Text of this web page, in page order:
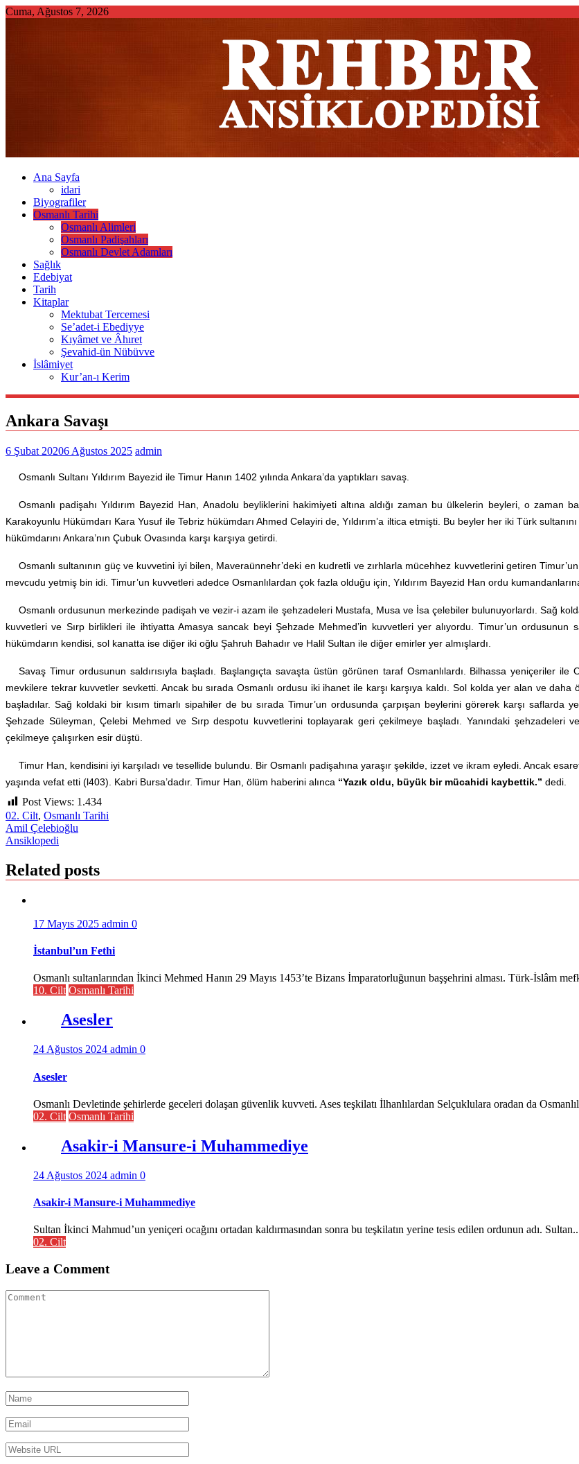
Skip
Cuma, Ağustos 7, 2026
Ana Sayfa
idari
Biyografiler
Osmanlı Tarihi
Osmanlı Alimleri
Osmanlı Padişahları
Osmanlı Devlet Adamları
Sağlık
Edebiyat
Tarih
Kitaplar
Mektubat Tercemesi
Se’adet-i Ebediyye
Kıyâmet ve Âhıret
Şevahid-ün Nübüvve
İslâmiyet
Kur’an-ı Kerim
Ankara Savaşı
6 Şubat 20206 Ağustos 2025 admin
Osmanlı Sultanı Yıldırım Bayezid ile Timur Hanın 1402 yılında Ankara’da yaptıkları savaş.
Osmanlı padişahı Yıldırım Bayezid Han, Anadolu beyliklerini hakimiyeti altına aldığı zaman bu ülkelerin beyleri, o zaman
Karakoyunlu Hükümdarı Kara Yusuf ile Tebriz hükümdarı Ahmed Celayiri de, Yıldırım’a iltica etmişti. Bu beyler her iki Türk
hükümdarını Ankara’nın Çubuk Ovasında karşı karşıya getirdi.
Osmanlı sultanının güç ve kuvvetini iyi bilen, Maveraünnehr’deki en kudretli ve zırhlarla mücehhez kuvvetlerini getiren
mevcudu yetmiş bin idi. Timur’un kuvvetleri adedce Osmanlılardan çok fazla olduğu için, Yıldırım Bayezid Han ordu
Osmanlı ordusunun merkezinde padişah ve vezir-i azam ile şehzadeleri Mustafa, Musa ve İsa çelebiler bulunuyorlardı. Sağ
kuvvetleri ve Sırp birlikleri ile ihtiyatta Amasya sancak beyi Şehzade Mehmed’in kuvvetleri yer alıyordu. Timur’un
hükümdarın kendisi, sol kanatta ise diğer iki oğlu Şahruh Bahadır ve Halil Sultan ile diğer emirler yer almışlardı.
Savaş Timur ordusunun saldırısıyla başladı. Başlangıçta savaşta üstün görünen taraf Osmanlılardı. Bilhassa yeniçeriler
mevkilere tekrar kuvvetler sevketti. Ancak bu sırada Osmanlı ordusu iki ihanet ile karşı karşıya kaldı. Sol kolda yer alan ve
başladılar. Sağ koldaki bir kısım timarlı sipahiler de bu sırada Timur’un ordusunda çarpışan beylerini görerek karşı saflarda
Şehzade Süleyman, Çelebi Mehmed ve Sırp despotu kuvvetlerini toplayarak geri çekilmeye başladı. Yanındaki şehzadeleri
çekilmeye çalışırken esir düştü.
Timur Han, kendisini iyi karşıladı ve tesellide bulundu. Bir Osmanlı padişahına yaraşır şekilde, izzet ve ikram eyledi. Ancak
yaşında vefat etti (l403). Kabri Bursa’dadır. Timur Han, ölüm haberini alınca “Yazık oldu, büyük bir mücahidi kaybettik.” dedi.
Post Views: 1.434
02. Cilt, Osmanlı Tarihi
Yazı
gezinmesi
Amil Çelebioğlu
Ansiklopedi
Related posts
17 Mayıs 2025 admin 0
İstanbul’un Fethi
Osmanlı sultanlarından İkinci Mehmed Hanın 29 Mayıs 1453’te Bizans İmparatorluğunun başşehrini alması. Türk-İslâm
10. Cilt Osmanlı Tarihi
Asesler
24 Ağustos 2024 admin 0
Asesler
Osmanlı Devletinde şehirlerde geceleri dolaşan güvenlik kuvveti. Ases teşkilatı İlhanlılardan Selçuklulara oradan da
02. Cilt Osmanlı Tarihi
Asakir-i Mansure-i Muhammediye
24 Ağustos 2024 admin 0
Asakir-i Mansure-i Muhammediye
Sultan İkinci Mahmud’un yeniçeri ocağını ortadan kaldırmasından sonra bu teşkilatın yerine tesis edilen ordunun adı.
02. Cilt
Leave a Comment